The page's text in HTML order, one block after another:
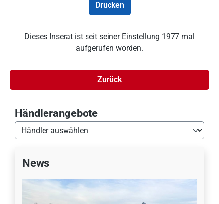
Händlerangebote
News
Drucken
Dieses Inserat ist seit seiner Einstellung 1977 mal
aufgerufen worden.
Zurück